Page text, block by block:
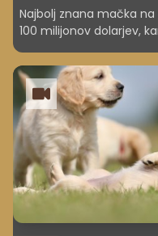
Najbolj znana mačka
100 milijonov dolarjev,
Guinness jo je že
mačko. Preden je
In je le ena izmed
denarja.